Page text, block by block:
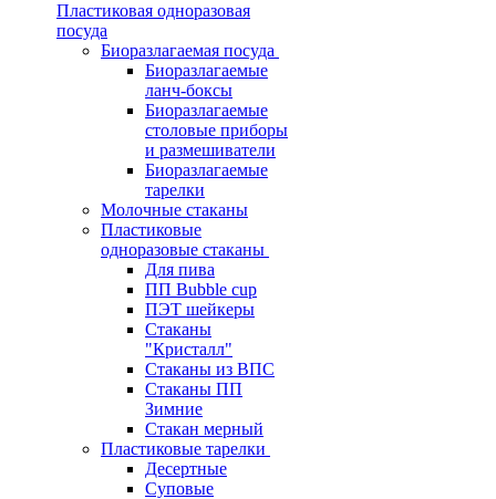
Пластиковая одноразовая
посуда
Биоразлагаемая посуда
Биоразлагаемые
ланч-боксы
Биоразлагаемые
столовые приборы
и размешиватели
Биоразлагаемые
тарелки
Молочные стаканы
Пластиковые
одноразовые стаканы
Для пива
ПП Bubble cup
ПЭТ шейкеры
Стаканы
"Кристалл"
Стаканы из ВПС
Стаканы ПП
Зимние
Стакан мерный
Пластиковые тарелки
Десертные
Суповые